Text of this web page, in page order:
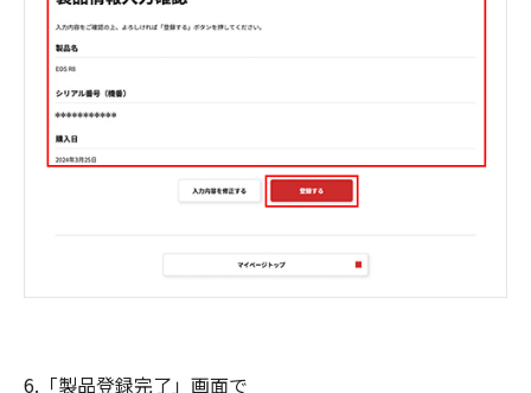
6.「製品登録完了」画面で